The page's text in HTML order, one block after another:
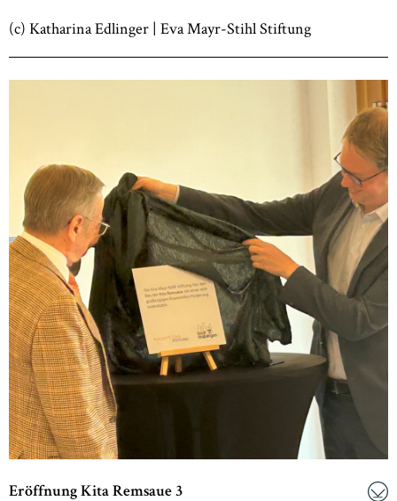
(c) Katharina Edlinger | Eva Mayr-Stihl Stiftung
Eröffnung Kita Remsaue 3